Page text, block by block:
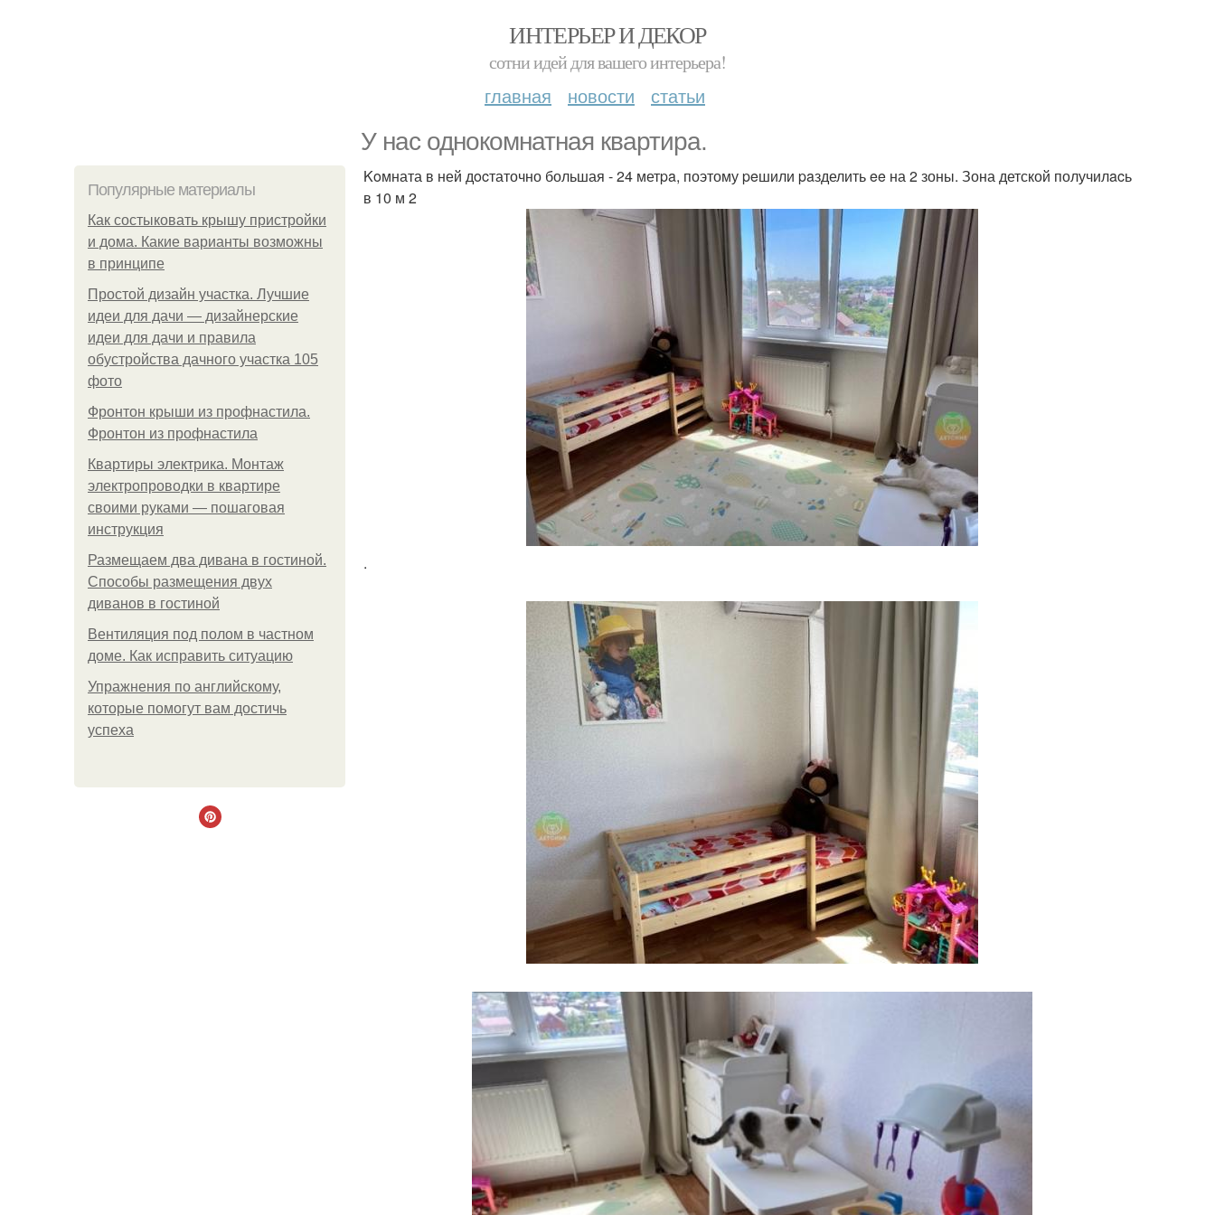
ИНТЕРЬЕР И ДЕКОР
сотни идей для вашего интерьера!
главная новости статьи
У нас однокомнатнaя квартира.
Популярные материалы
Как состыковать крышу пристройки
и дома. Какие варианты возможны
в принципе
Простой дизайн участка. Лучшие
идеи для дачи — дизайнерские
идеи для дачи и правила
обустройства дачного участка 105
фото
Фронтон крыши из профнастила.
Фронтон из профнастила
Квартиры электрика. Монтаж
электропроводки в квартире
своими руками — пошаговая
инструкция
Размещаем два дивана в гостиной.
Способы размещения двух
диванов в гостиной
Вентиляция под полом в частном
доме. Как исправить ситуацию
Упражнения по английскому,
которые помогут вам достичь
успеха
Koмната в ней дocтаточно большая - 24 метpa, поэтому peшили paзделить ee на 2 зоны. Зона детской получилacь
в 10 м 2
.